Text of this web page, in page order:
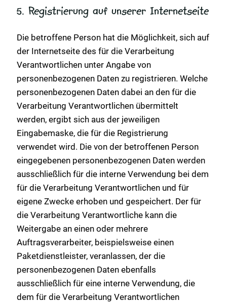
5. Registrierung auf unserer Internetseite
Die betroffene Person hat die Möglichkeit, sich auf
der Internetseite des für die Verarbeitung
Verantwortlichen unter Angabe von
personenbezogenen Daten zu registrieren. Welche
personenbezogenen Daten dabei an den für die
Verarbeitung Verantwortlichen übermittelt
werden, ergibt sich aus der jeweiligen
Eingabemaske, die für die Registrierung
verwendet wird. Die von der betroffenen Person
eingegebenen personenbezogenen Daten werden
ausschließlich für die interne Verwendung bei dem
für die Verarbeitung Verantwortlichen und für
eigene Zwecke erhoben und gespeichert. Der für
die Verarbeitung Verantwortliche kann die
Weitergabe an einen oder mehrere
Auftragsverarbeiter, beispielsweise einen
Paketdienstleister, veranlassen, der die
personenbezogenen Daten ebenfalls
ausschließlich für eine interne Verwendung, die
dem für die Verarbeitung Verantwortlichen